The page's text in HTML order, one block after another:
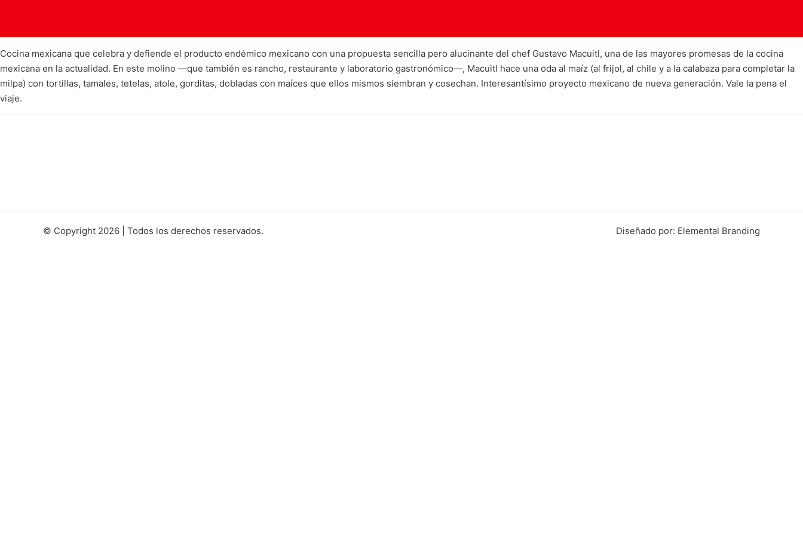
Cocina mexicana que celebra y defiende el producto endémico mexicano con una propuesta sencilla pero alucinante del chef Gustavo Macuitl, una de las mayores promesas de la cocina
mexicana en la actualidad. En este molino —que también es rancho, restaurante y laboratorio gastronómico—, Macuitl hace una oda al maíz (al frijol, al chile y a la calabaza para completar la
milpa) con tortillas, tamales, tetelas, atole, gorditas, dobladas con maíces que ellos mismos siembran y cosechan. Interesantísimo proyecto mexicano de nueva generación. Vale la pena el
viaje.
© Copyright 2026 | Todos los derechos reservados. Diseñado por: Elemental Branding